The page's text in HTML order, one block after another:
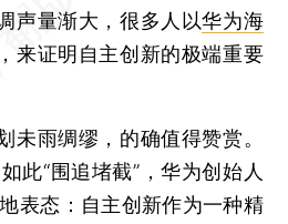
声量渐大，很多人以华为海
来证明自主创新的极端重要
雨绸缪，的确值得赞赏。
此“围追堵截”，华为创始人
表态：自主创新作为一种精